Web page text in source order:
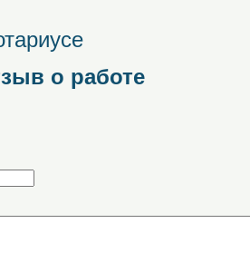
о работе